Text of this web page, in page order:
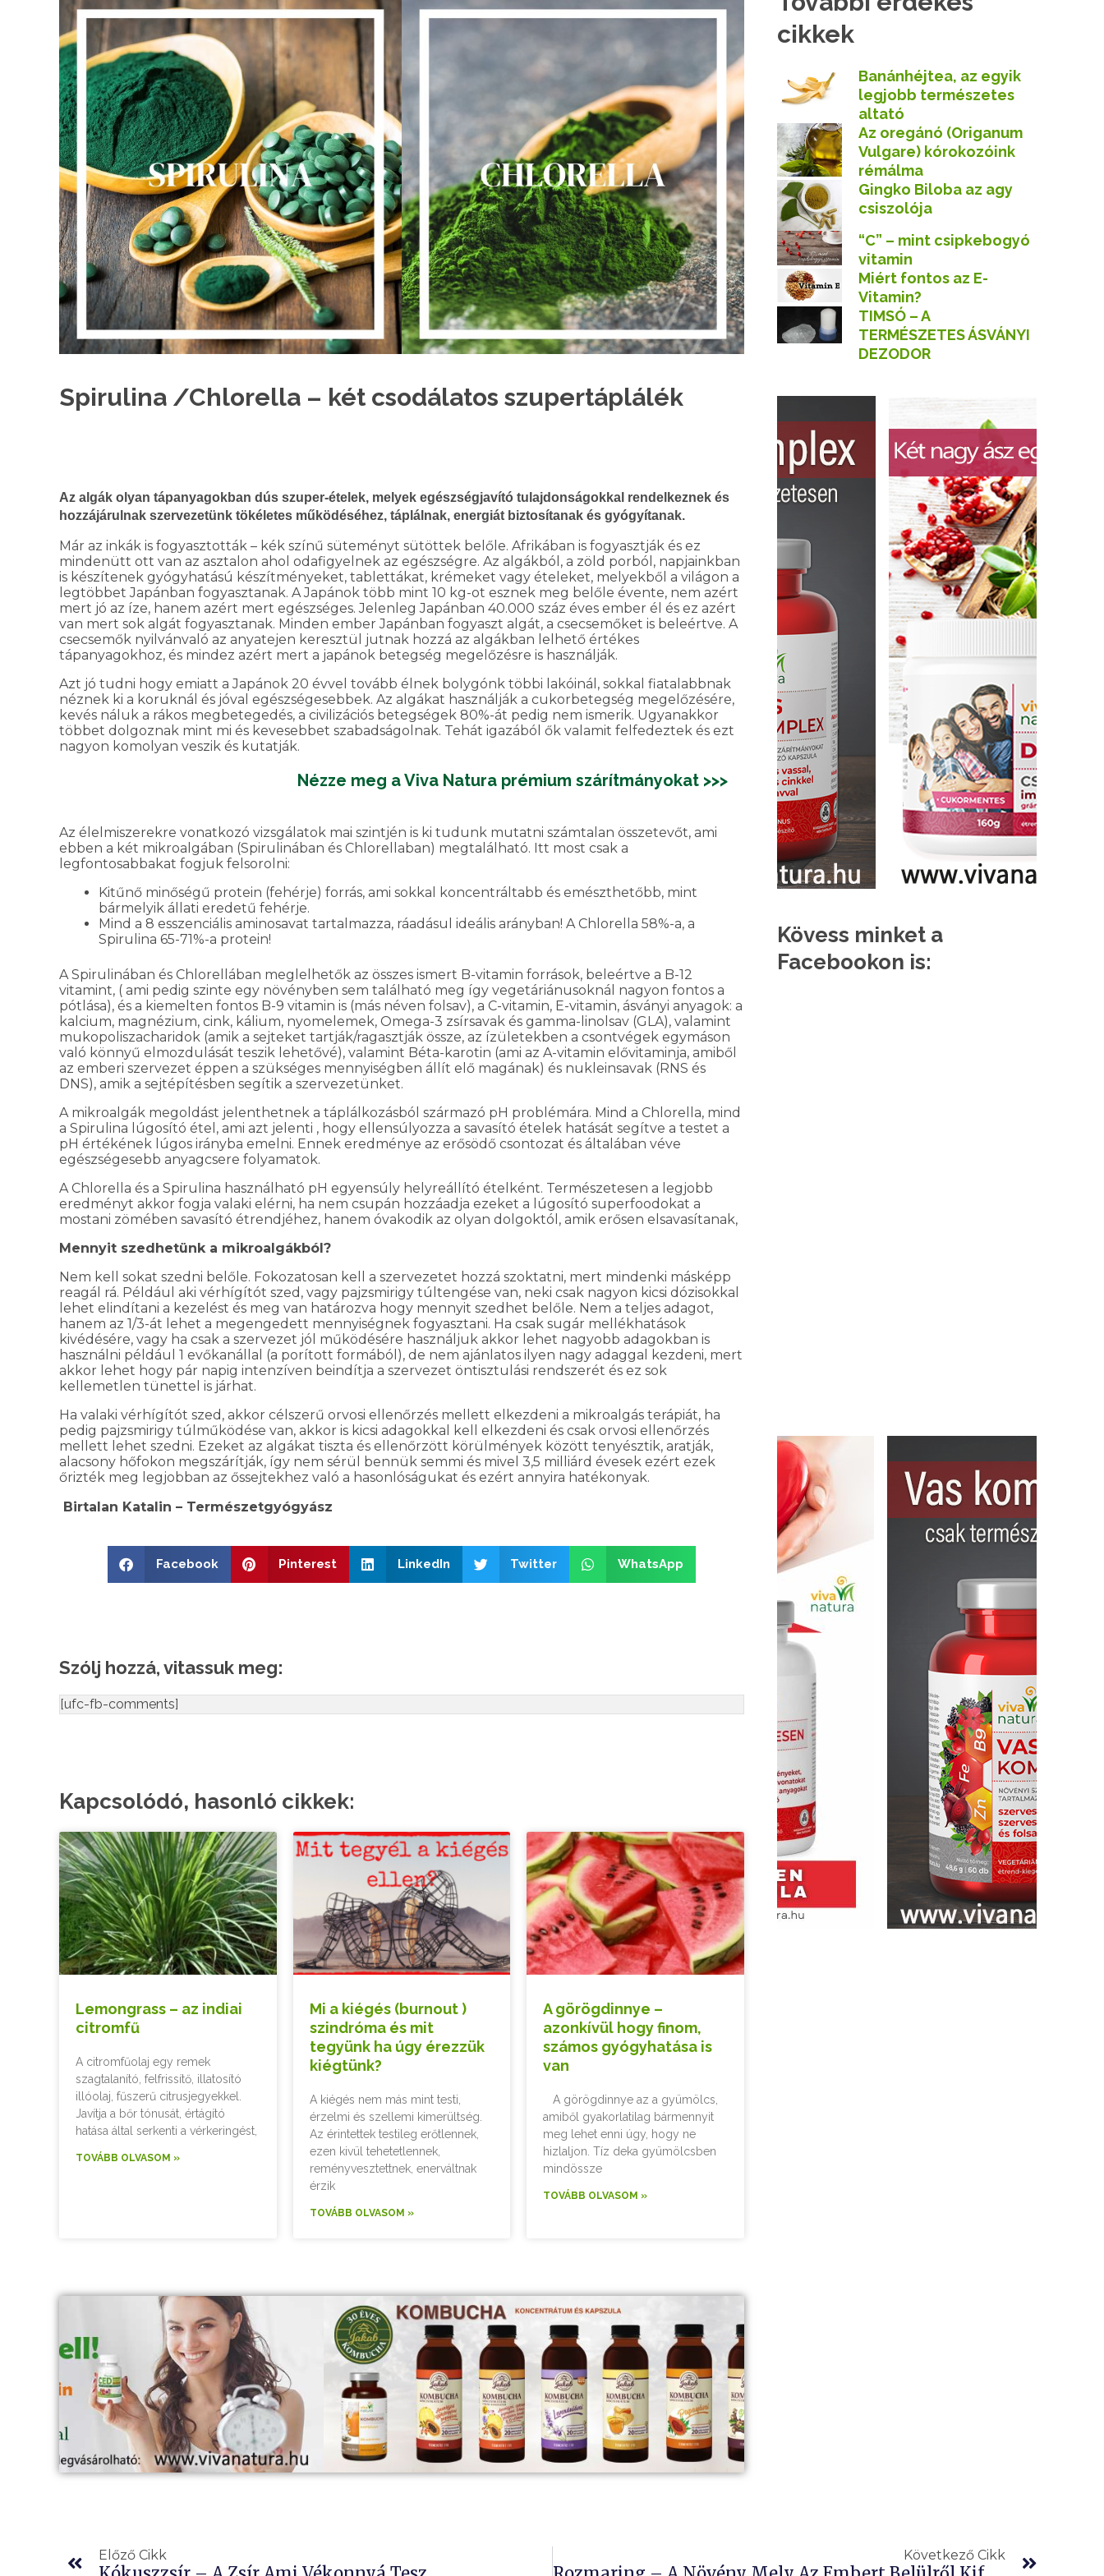
Spirulina /Chlorella – két csodálatos szupertáplálék
Az algák olyan tápanyagokban dús szuper-ételek, melyek egészségjavító tulajdonságokkal rendelkeznek és
hozzájárulnak szervezetünk tökéletes működéséhez, táplálnak, energiát biztosítanak és gyógyítanak.
Már az inkák is fogyasztották – kék színű süteményt sütöttek belőle. Afrikában is fogyasztják és ez
mindenütt ott van az asztalon ahol odafigyelnek az egészségre. Az algákból, a zöld porból, napjainkban
is készítenek gyógyhatású készítményeket, tablettákat, krémeket vagy ételeket, melyekből a világon a
legtöbbet Japánban fogyasztanak. A Japánok több mint 10 kg-ot esznek meg belőle évente, nem azért
mert jó az íze, hanem azért mert egészséges. Jelenleg Japánban 40.000 száz éves ember él és ez azért
van mert sok algát fogyasztanak. Minden ember Japánban fogyaszt algát, a csecsemőket is beleértve. A
csecsemők nyilvánvaló az anyatejen keresztül jutnak hozzá az algákban lelhető értékes
tápanyagokhoz, és mindez azért mert a japánok betegség megelőzésre is használják.
Azt jó tudni hogy emiatt a Japánok 20 évvel tovább élnek bolygónk többi lakóinál, sokkal fiatalabbnak
néznek ki a koruknál és jóval egészségesebbek. Az algákat használják a cukorbetegség megelőzésére,
kevés náluk a rákos megbetegedés, a civilizációs betegségek 80%-át pedig nem ismerik. Ugyanakkor
többet dolgoznak mint mi és kevesebbet szabadságolnak. Tehát igazából ők valamit felfedeztek és ezt
nagyon komolyan veszik és kutatják.
Nézze meg a Viva Natura prémium szárítmányokat >>>
Az élelmiszerekre vonatkozó vizsgálatok mai szintjén is ki tudunk mutatni számtalan összetevőt, ami
ebben a két mikroalgában (Spirulinában és Chlorellaban) megtalálható. Itt most csak a
legfontosabbakat fogjuk felsorolni:
Kitűnő minőségű protein (fehérje) forrás, ami sokkal koncentráltabb és emészthetőbb, mint
bármelyik állati eredetű fehérje.
Mind a 8 esszenciális aminosavat tartalmazza, ráadásul ideális arányban! A Chlorella 58%-a, a
Spirulina 65-71%-a protein!
A Spirulinában és Chlorellában meglelhetők az összes ismert B-vitamin források, beleértve a B-12
vitamint, ( ami pedig szinte egy növényben sem található meg így vegetáriánusoknál nagyon fontos a
pótlása), és a kiemelten fontos B-9 vitamin is (más néven folsav), a C-vitamin, E-vitamin, ásványi anyagok: a
kalcium, magnézium, cink, kálium, nyomelemek, Omega-3 zsírsavak és gamma-linolsav (GLA), valamint
mukopoliszacharidok (amik a sejteket tartják/ragasztják össze, az ízületekben a csontvégek egymáson
való könnyű elmozdulását teszik lehetővé), valamint Béta-karotin (ami az A-vitamin elővitaminja, amiből
az emberi szervezet éppen a szükséges mennyiségben állít elő magának) és nukleinsavak (RNS és
DNS), amik a sejtépítésben segítik a szervezetünket.
A mikroalgák megoldást jelenthetnek a táplálkozásból származó pH problémára. Mind a Chlorella, mind
a Spirulina lúgosító étel, ami azt jelenti , hogy ellensúlyozza a savasító ételek hatását segítve a testet a
pH értékének lúgos irányba emelni. Ennek eredménye az erősödő csontozat és általában véve
egészségesebb anyagcsere folyamatok.
A Chlorella és a Spirulina használható pH egyensúly helyreállító ételként. Természetesen a legjobb
eredményt akkor fogja valaki elérni, ha nem csupán hozzáadja ezeket a lúgosító superfoodokat a
mostani zömében savasító étrendjéhez, hanem óvakodik az olyan dolgoktól, amik erősen elsavasítanak,
Mennyit szedhetünk a mikroalgákból?
Nem kell sokat szedni belőle. Fokozatosan kell a szervezetet hozzá szoktatni, mert mindenki másképp
reagál rá. Például aki vérhígítót szed, vagy pajzsmirigy túltengése van, neki csak nagyon kicsi dózisokkal
lehet elindítani a kezelést és meg van határozva hogy mennyit szedhet belőle. Nem a teljes adagot,
hanem az 1/3-át lehet a megengedett mennyiségnek fogyasztani. Ha csak sugár mellékhatások
kivédésére, vagy ha csak a szervezet jól működésére használjuk akkor lehet nagyobb adagokban is
használni például 1 evőkanállal (a porított formából), de nem ajánlatos ilyen nagy adaggal kezdeni, mert
akkor lehet hogy pár napig intenzíven beindítja a szervezet öntisztulási rendszerét és ez sok
kellemetlen tünettel is járhat.
Ha valaki vérhígítót szed, akkor célszerű orvosi ellenőrzés mellett elkezdeni a mikroalgás terápiát, ha
pedig pajzsmirigy túlműködése van, akkor is kicsi adagokkal kell elkezdeni és csak orvosi ellenőrzés
mellett lehet szedni. Ezeket az algákat tiszta és ellenőrzött körülmények között tenyésztik, aratják,
alacsony hőfokon megszárítják, így nem sérül bennük semmi és mivel 3,5 milliárd évesek ezért ezek
őrizték meg legjobban az őssejtekhez való a hasonlóságukat és ezért annyira hatékonyak.
Birtalan Katalin – Természetgyógyász
Facebook Pinterest LinkedIn Twitter WhatsApp
Szólj hozzá, vitassuk meg:
[ufc-fb-comments]
Kapcsolódó, hasonló cikkek:
Lemongrass – az indiai
citromfű
A citromfűolaj egy remek
szagtalanító, felfrissítő, illatosító
illóolaj, fűszerű citrusjegyekkel.
Javítja a bőr tónusát, értágító
hatása által serkenti a vérkeringést,
TOVÁBB OLVASOM »
Mi a kiégés (burnout )
szindróma és mit
tegyünk ha úgy érezzük
kiégtünk?
A kiégés nem más mint testi,
érzelmi és szellemi kimerültség.
Az érintettek testileg erőtlennek,
ezen kivül tehetetlennek,
reményvesztettnek, enerváltnak
érzik
TOVÁBB OLVASOM »
A görögdinnye –
azonkívül hogy finom,
számos gyógyhatása is
van
A görögdinnye az a gyümölcs,
amiből gyakorlatilag bármennyit
meg lehet enni úgy, hogy ne
hizlaljon. Tíz deka gyümölcsben
mindössze
TOVÁBB OLVASOM »
cikkek
Banánhéjtea, az egyik
legjobb természetes
altató
Az oregánó (Origanum
Vulgare) kórokozóink
rémálma
Gingko Biloba az agy
csiszolója
“C” – mint csipkebogyó
vitamin
Miért fontos az E-
Vitamin?
TIMSÓ – A
TERMÉSZETES ÁSVÁNYI
DEZODOR
Kövess minket a
Facebookon is:
Előző Cikk Következő Cikk